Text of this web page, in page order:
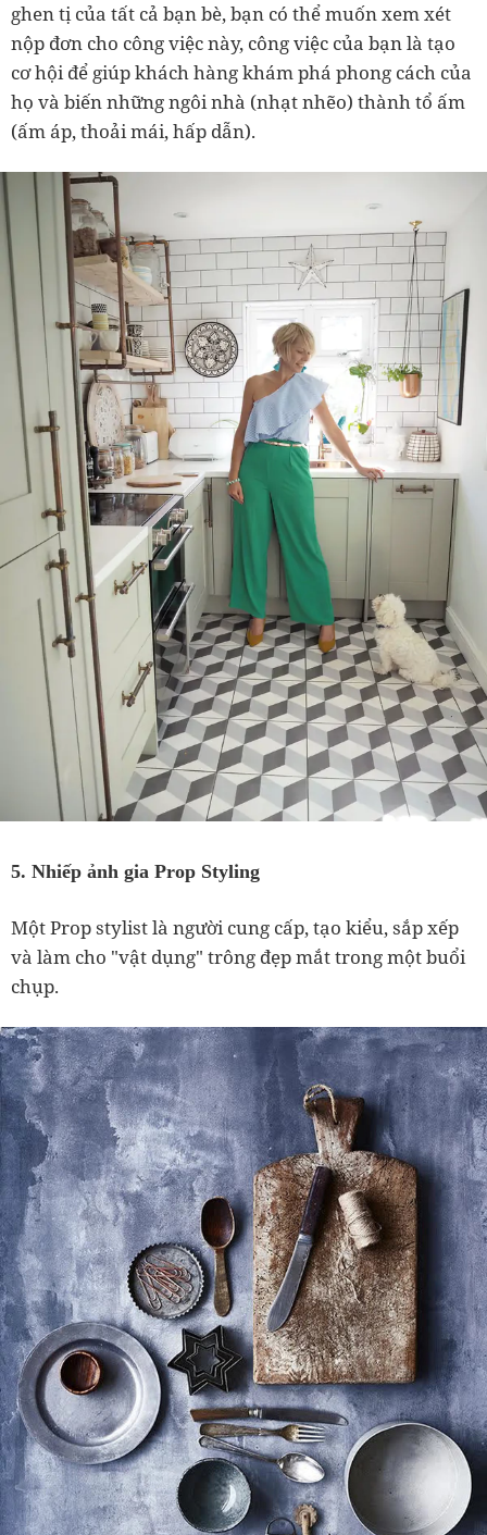
ghen tị của tất cả bạn bè, bạn có thể muốn xem xét
nộp đơn cho công việc này, công việc của bạn là tạo
cơ hội để giúp khách hàng khám phá phong cách của
họ và biến những ngôi nhà (nhạt nhẽo) thành tổ ấm
(ấm áp, thoải mái, hấp dẫn).
5. Nhiếp ảnh gia Prop Styling
Một Prop stylist là người cung cấp, tạo kiểu, sắp xếp
và làm cho "vật dụng" trông đẹp mắt trong một buổi
chụp.